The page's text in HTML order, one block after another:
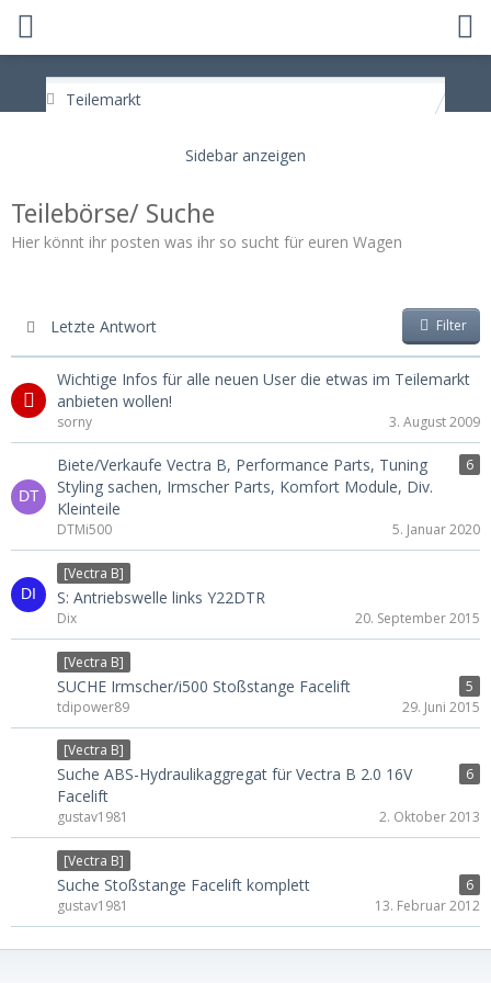
Teilemarkt
Teilebörse/ Suche
Hier könnt ihr posten was ihr so sucht für euren Wagen
Letzte Antwort Filter
Wichtige Infos für alle neuen User die etwas im Teilemarkt
anbieten wollen!
sorny 3. August 2009
Biete/Verkaufe Vectra B, Performance Parts, Tuning
Styling sachen, Irmscher Parts, Komfort Module, Div.
Kleinteile
6
DTMi500 5. Januar 2020
[Vectra B]
S: Antriebswelle links Y22DTR
Dix 20. September 2015
[Vectra B]
SUCHE Irmscher/i500 Stoßstange Facelift
5
tdipower89
29. Juni 2015
[Vectra B]
Suche ABS-Hydraulikaggregat für Vectra B 2.0 16V
Facelift
6
gustav1981 2. Oktober 2013
[Vectra B]
Suche Stoßstange Facelift komplett
6
gustav1981
13. Februar 2012